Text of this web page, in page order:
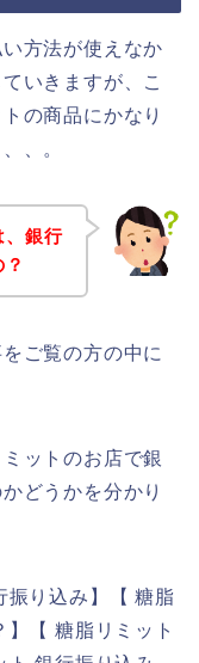
方法が使えなか
いきますが、こ
の商品にかなり
、。
、銀行
ご覧の方の中に
ットのお店で銀
どうかを分かり
振り込み】【 糖脂
【 糖脂リミット